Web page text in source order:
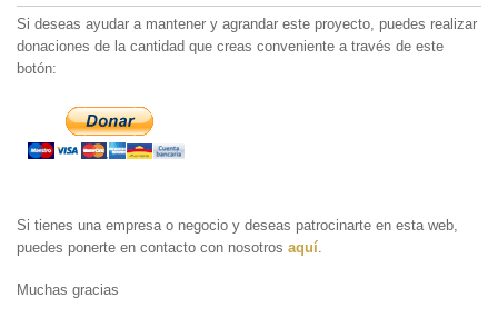
Si deseas ayudar a mantener y agrandar este proyecto, puedes realizar
donaciones de la cantidad que creas conveniente a través de este
botón:
Si tienes una empresa o negocio y deseas patrocinarte en esta web,
puedes ponerte en contacto con nosotros aquí.
Muchas gracias